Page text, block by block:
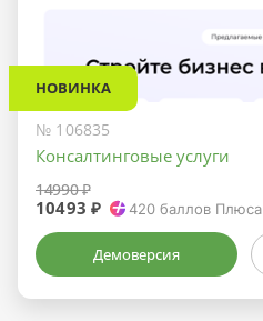
НОВИНКА
№ 106835
Консалтинговые услуги
14990 ₽
10493 ₽ 420 баллов Плюса
Демоверсия